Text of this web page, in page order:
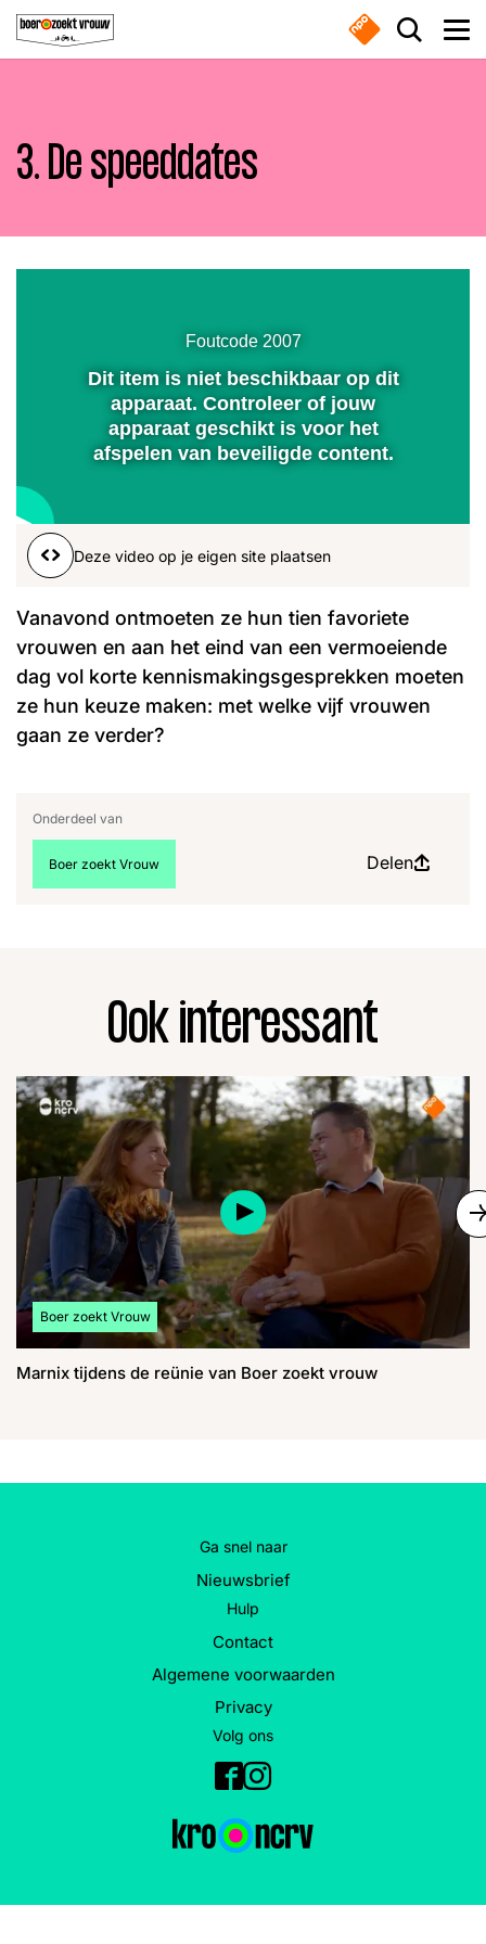
Overslaan en naar de inhoud gaan
ZoekMenu
Boeren
Nieuws
Online series
Nieuwsbrief
Word lid
Facebook
Instagram
Waar ben je naar op zoek?
Zoeken
Meest gezocht
Boeren Deedry
Nieuws Nieuwsbrief
Uitzendingen
3. De speeddates
Afspelen
00:01
Foutcode 2007
Dit item is niet beschikbaar op dit
apparaat. Controleer of jouw
apparaat geschikt is voor het
afspelen van beveiligde content.
Deze video op je eigen site plaatsen
Vanavond ontmoeten ze hun tien favoriete
vrouwen en aan het eind van een vermoeiende
dag vol korte kennismakingsgesprekken moeten
ze hun keuze maken: met welke vijf vrouwen
gaan ze verder?
Onderdeel van
Bekijk meer artikelen over:
Boer zoekt Vrouw Delen
Ook interessant
Bekijk meer artikelen over:
Boer zoekt Vrouw
Marnix tijdens de reünie van Boer zoekt vrouw
Ga snel naar
Nieuwsbrief
Hulp
Contact
Algemene voorwaarden
Privacy
Volg ons
Facebook
Instagram